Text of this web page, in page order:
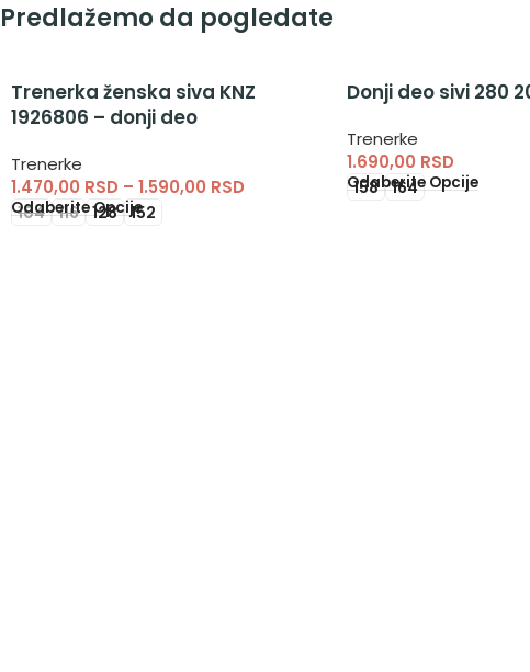
Predlažemo da pogledate
Trenerka ženska siva KNZ
1926806 – donji deo
Trenerke
1.470,00 RSD – 1.590,00 RSD
Odaberite Opcije
104 116 128 152
Donji deo sivi 280
Trenerke
1.690,00 RSD
Odaberite Opcije
158 164